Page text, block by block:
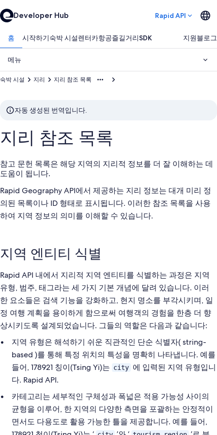
Developer Hub Rapid API
홈 시작하기숙박 시설렌터카항공즐길거리SDK 지원블로그
메뉴
지리 참조 목록
지리
숙박 시설
자동 생성된 번역입니다.
지리 참조 목록
참고 문헌 목록은 해당 지역의 지리적 정보를 더 잘 이해하는 데
도움이 됩니다.
Rapid Geography API에서 제공하는 지리 정보는 대개 미리 정
의된 목록이나 ID 형태로 표시됩니다. 이러한 참조 목록을 사용
하여 지역 정보의 의미를 이해할 수 있습니다.
지역 엔티티 식별
Rapid API 내에서 지리적 지역 엔티티를 식별하는 과정은 지역
유형, 범주, 태그라는 세 가지 기본 개념에 달려 있습니다. 이러
한 요소들은 검색 기능을 강화하고, 현지 명소를 부각시키며, 일
정 여행 계획을 용이하게 함으로써 여행객의 경험을 한층 더 향
상시키도록 설계되었습니다. 그들의 역할은 다음과 같습니다:
지역 유형은 해석하기 쉬운 직관적인 단순 식별자( string-
based )를 통해 특정 위치의 특성을 명확히 나타냅니다. 예를
들어, 178921 칭이(Tsing Yi)는 city 에 입력된 지역 유형입니
다. Rapid API.
카테고리는 세부적인 구체성과 폭넓은 적용 가능성 사이의
균형을 이루어, 한 지역의 다양한 측면을 포괄하는 안정적이
면서도 다용도로 활용 가능한 틀을 제공합니다. 예를 들어,